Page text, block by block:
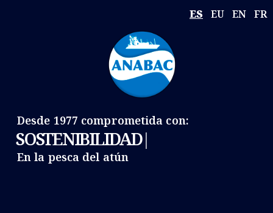
ES EU EN FR
Desde 1977 comprometida con:
SOSTENIBILIDAD
En la pesca del atún